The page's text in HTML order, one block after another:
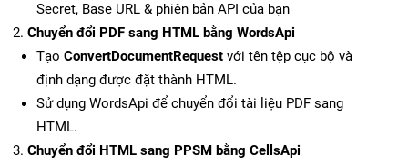
Secret, Base URL & phiên bản API của bạn
Chuyển đổi PDF sang HTML bằng WordsApi
Tạo ConvertDocumentRequest với tên tệp cục bộ và
định dạng được đặt thành HTML.
Sử dụng WordsApi để chuyển đổi tài liệu PDF sang
HTML.
Chuyển đổi HTML sang PPSM bằng CellsApi